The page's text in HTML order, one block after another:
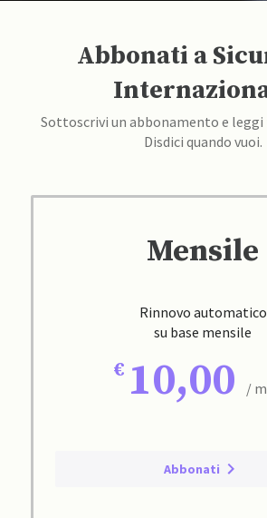
Abbonati a
Sottoscrivi un abbonamento e
Disdici quando vuoi.
Mensile
Rinnovo automatico
su base mensile
10,00 /
Abbonati